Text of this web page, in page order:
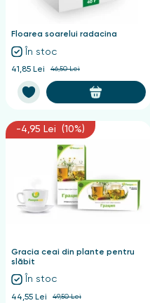
Floarea soarelui radacina
În stoc
41,85 Lei 46,50 Lei
-4,95 Lei (10%)
Gracia ceai din plante pentru
slăbit
În stoc
44,55 Lei 49,50 Lei